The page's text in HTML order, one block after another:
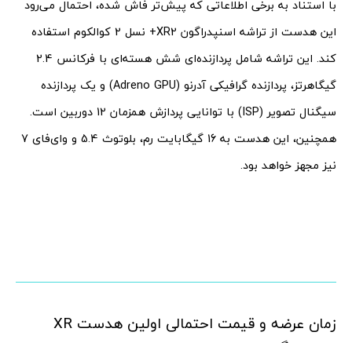
با استناد به برخی اطلاعاتی که پیش‌تر فاش شده، احتمال می‌رود
این هدست از تراشه اسنپدراگون XR2+ نسل 2 کوالکوم استفاده
کند. این تراشه شامل پردازنده‌ای شش هسته‌ای با فرکانس 2.4
گیگاهرتز، پردازنده گرافیکی آدرنو (Adreno GPU) و یک پردازنده
سیگنال تصویر (ISP) با توانایی پردازش همزمان 12 دوربین است.
همچنین، این هدست به 16 گیگابایت رم، بلوتوث 5.4 و وای‌فای 7
نیز مجهز خواهد بود.
زمان عرضه و قیمت احتمالی اولین هدست XR